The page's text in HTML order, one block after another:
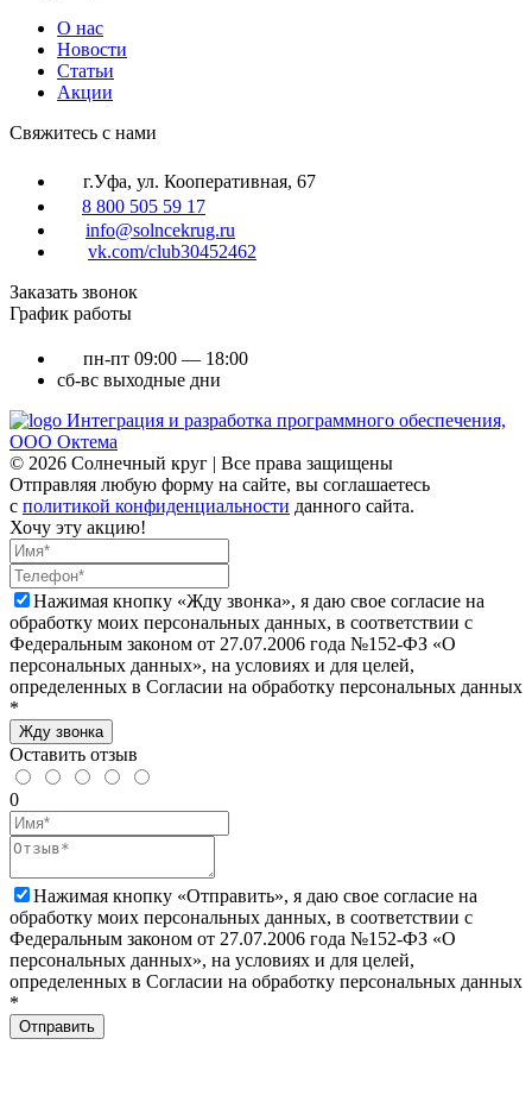
О нас
Новости
Статьи
Акции
Cвяжитесь с нами
г.Уфа, ул. Кооперативная, 67
8 800 505 59 17
info@solncekrug.ru
vk.com/club30452462
Заказать звонок
График работы
пн-пт 09:00 — 18:00
сб-вс выходные дни
Интеграция и разработка программного обеспечения,
ООО Октема
© 2026 Солнечный круг | Все права защищены
Отправляя любую форму на сайте, вы соглашаетесь
с политикой конфиденциальности данного сайта.
Хочу эту акцию!
Нажимая кнопку «Жду звонка», я даю свое согласие на
обработку моих персональных данных, в соответствии с
Федеральным законом от 27.07.2006 года №152-ФЗ «О
персональных данных», на условиях и для целей,
определенных в Согласии на обработку персональных данных
*
Жду звонка
Оставить отзыв
0
Нажимая кнопку «Отправить», я даю свое согласие на
обработку моих персональных данных, в соответствии с
Федеральным законом от 27.07.2006 года №152-ФЗ «О
персональных данных», на условиях и для целей,
определенных в Согласии на обработку персональных данных
*
Отправить